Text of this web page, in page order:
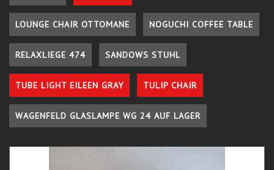
LOUNGE CHAIR OTTOMANE NOGUCHI COFFEE TABLE
RELAXLIEGE 474 SANDOWS STUHL
TUBE LIGHT EILEEN GRAY TULIP CHAIR
WAGENFELD GLASLAMPE WG 24 AUF LAGER